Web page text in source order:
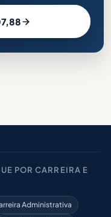
POR CARREIRA E
Administrativa